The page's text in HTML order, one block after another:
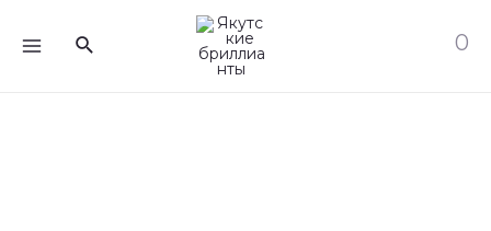
MENU
Поиск 0